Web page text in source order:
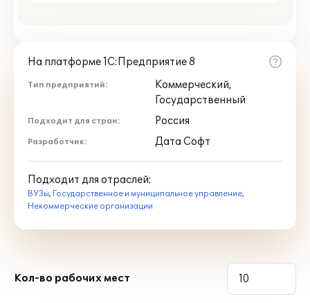
На платформе 1С:Предприятие 8
Тип предприятий:
Коммерческий,
Государственный
Подходит для стран: Россия
Разработчик: Дата Софт
Подходит для отраслей:
ВУЗы, Государственное и муниципальное управление,
Некоммерческие организации
Кол-во рабочих мест